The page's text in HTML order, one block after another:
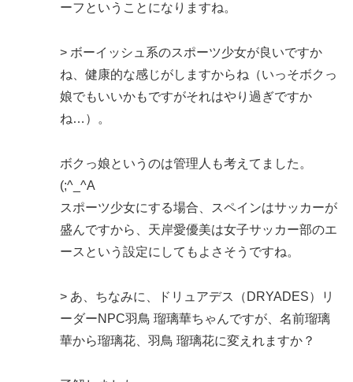
ーフということになりますね。
> ボーイッシュ系のスポーツ少女が良いですか
ね、健康的な感じがしますからね（いっそボクっ
娘でもいいかもですがそれはやり過ぎですか
ね…）。
ボクっ娘というのは管理人も考えてました。
(;^_^A
スポーツ少女にする場合、スペインはサッカーが
盛んですから、天岸愛優美は女子サッカー部のエ
ースという設定にしてもよさそうですね。
> あ、ちなみに、ドリュアデス（DRYADES）リ
ーダーNPC羽鳥 瑠璃華ちゃんですが、名前瑠璃
華から瑠璃花、羽鳥 瑠璃花に変えれますか？